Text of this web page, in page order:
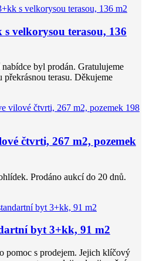
velkorysou terasou, 136
byl prodán. Gratulujeme
terasu. Děkujeme
čtvrti, 267 m2, pozemek
Prodáno aukcí do 20 dnů.
byt 3+kk, 91 m2
pomoc s prodejem. Jejich klíčový